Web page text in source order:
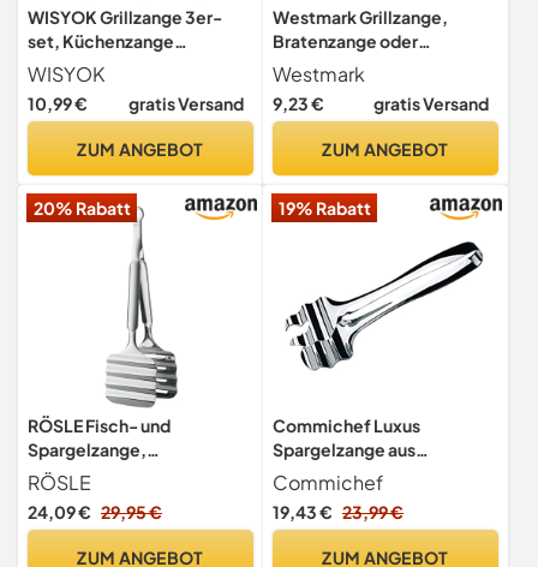
WISYOK Grillzange 3er-
set, Küchenzange
Hitzebeständige, Zange
Küche, Kochzange mit
Edelstahl und Silikonspitze,
Fleischzange zum Kochen,
30cm (Schwarz)
WISYOK
10,99 € gratis Versand
ZUM ANGEBOT
Westmark Grillzange,
Bratenzange oder
Wurstzange, Rostfreier
Edelstahl, Länge: 24 cm,
Silber, 12722270
Westmark
9,23 € gratis Versand
ZUM ANGEBOT
20% Rabatt
RÖSLE Fisch- und
Spargelzange,
Hochwertige Servierzange
mit Rillen und Aufhängeöse,
Edelstahl 18/10, Länge 28,5
RÖSLE
24,09 € 29,95 €
ZUM ANGEBOT
19% Rabatt
Commichef Luxus
Spargelzange aus
hochwertigem 18/10
Edelstahl –verchromtes
Zinkdruckguss, auf
Commichef
19,43 € 23,99 €
ZUM ANGEBOT